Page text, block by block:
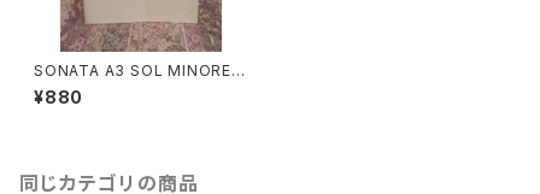
SONATA A3 SOL MINORE
【著者：J.B.LOEILLET】出版
社：EDITION MOECK 1963年
¥880
同じカテゴリの商品